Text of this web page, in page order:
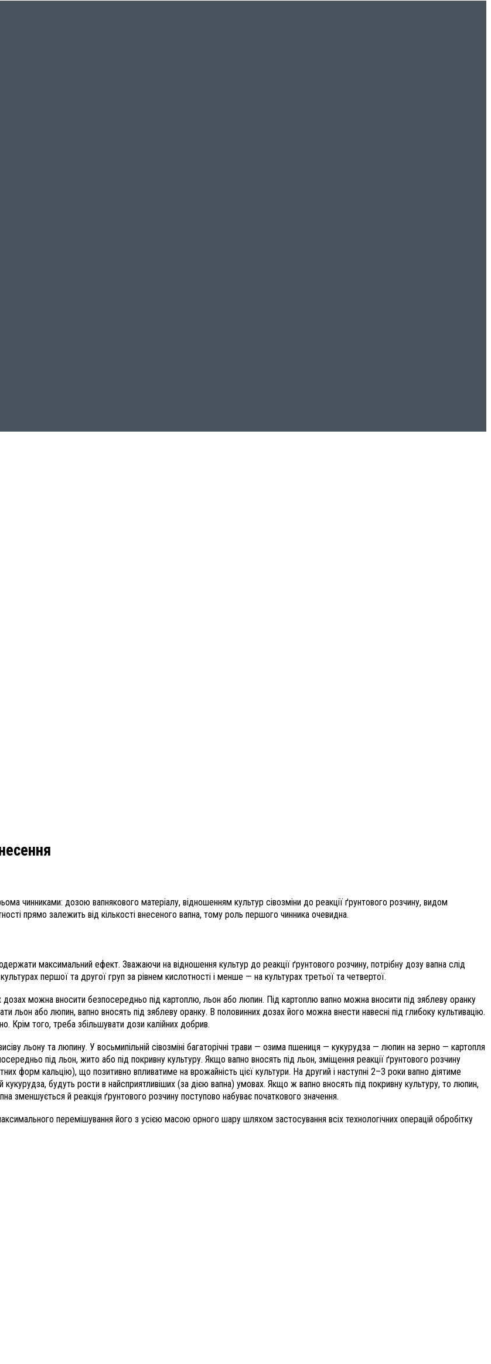
чинниками: дозою вапнякового матеріалу, відношенням культур сівозміни до реакції ґрунтового розчину, видом
прямо залежить від кількості внесеного вапна, тому роль першого чинника очевидна.
максимальний ефект. Зважаючи на відношення культур до реакції ґрунтового розчину, потрібну дозу вапна слід
першої та другої груп за рівнем кислотності і менше — на культурах третьої та четвертої.
дозах можна вносити безпосередньо під картоплю, льон або люпин. Під картоплю вапно можна вносити під зяблеву оранку
льон або люпин, вапно вносять під зяблеву оранку. В половинних дозах його можна внести навесні під глибоку культивацію.
того, треба збільшувати дози калійних добрив.
льону та люпину. У восьмипільній сівозміні багаторічні трави — озима пшениця — кукурудза — люпин на зерно — картопля
під льон, жито або під покривну культуру. Якщо вапно вносять під льон, зміщення реакції ґрунтового розчину
форм кальцію), що позитивно впливатиме на врожайність цієї культури. На другий і наступні 2–3 роки вапно діятиме
кукурудза, будуть рости в найсприятливіших (за дією вапна) умовах. Якщо ж вапно вносять під покривну культуру, то люпин,
зменшується й реакція ґрунтового розчину поступово набуває початкового значення.
перемішування його з усією масою орного шару шляхом застосування всіх технологічних операцій обробітку